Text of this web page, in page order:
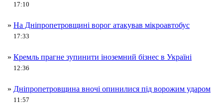
17:10
» На Дніпропетровщині ворог атакував мікроавтобус
17:33
» Кремль прагне зупинити іноземний бізнес в Україні
12:36
» Дніпропетровщина вночі опинилися під ворожим ударом
11:57